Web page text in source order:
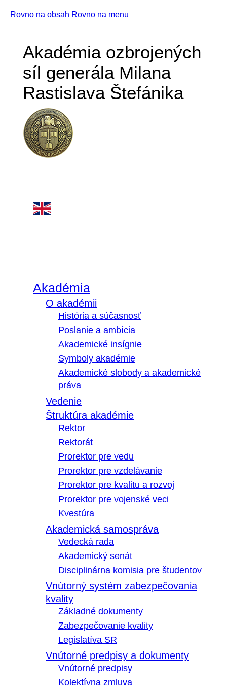
Rovno na obsah Rovno na menu
Akadémia ozbrojených
síl generála Milana
Rastislava Štefánika
Akadémia
O akadémii
História a súčasnosť
Poslanie a ambícia
Akademické insígnie
Symboly akadémie
Akademické slobody a akademické
práva
Vedenie
Štruktúra akadémie
Rektor
Rektorát
Prorektor pre vedu
Prorektor pre vzdelávanie
Prorektor pre kvalitu a rozvoj
Prorektor pre vojenské veci
Kvestúra
Akademická samospráva
Vedecká rada
Akademický senát
Disciplinárna komisia pre študentov
Vnútorný systém zabezpečovania
kvality
Základné dokumenty
Zabezpečovanie kvality
Legislatíva SR
Vnútorné predpisy a dokumenty
Vnútorné predpisy
Kolektívna zmluva